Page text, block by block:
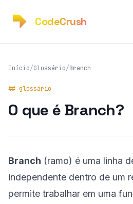
CodeCrush
Início/Glossário/Branch
## glossário
O que é Branch?
Branch (ramo) é uma linha
independente dentro de um
permite trabalhar em uma